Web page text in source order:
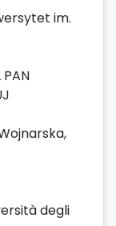
im.
degli